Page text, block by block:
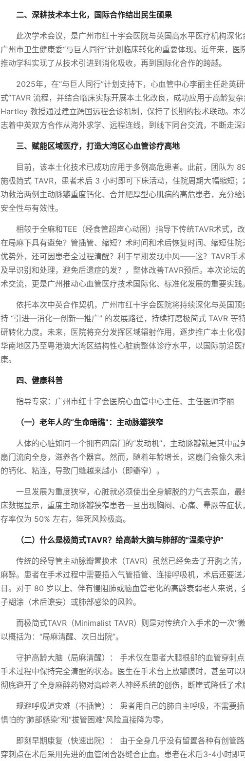
二、深耕技术本土化，国际合作结出民生硕果
此次学术会议，是广州市红十字会医院与英国高水平医疗机构深
广州市卫生健康委“与巨人同行”计划临床转化的重要体现。近年来，医
推动学科实现了从技术引进到消化吸收，再到国际化合作的跨越。
2025年，在“与巨人同行”计划支持下，心血管中心李丽主任赴英
式”TAVR 流程，并结合临床实际开展本土化改良，成功应用于高龄复
Hartley 教授通过建立跨国远程会诊机制，保持了长期的技术联动。本
志着中英双方合作从海外求学、远程连线，到线下同台交流，不断走深
三、赋能区域医疗，打造大湾区心血管诊疗高地
目前，该本土化技术已成功应用于多例高危患者。此前，团队为
施极简式 TAVR，患者术后 3 小时即可下床活动，住院周期大幅缩短
功救治两例主动脉瓣重度钙化、合并肥厚型心肌病的高危患者，充分
安全性与有效性。
相较于全麻和TEE（经食管超声心动图）指导下传统TAVR术式，
在局麻下具有避免？管插管、缩短？术时间和术后恢复时间、缩短住
优势外，还可因患者全过程清醒？利于早期发现中风——这？TAVR手
及早识别和处理，避免后遗症的发？，整体改善TAVR预后。本次论坛
术交流，更是广州推动心血管医疗技术国际化、标准化发展的重要实践。
依托本次中英合作契机，广州市红十字会医院将持续深化与英国
持 “引进—消化—创新—推广” 的发展路径，持续打磨极简式 TAVR 等
研转化力度。未来，医院将充分发挥区域辐射作用，逐步推广本土化
华南地区乃至粤港澳大湾区结构性心脏病整体诊疗水平，以国际前沿
康。
四、健康科普
指导专家：广州市红十字会医院心血管中心主任、主任医师李丽
（一）老年人的“生命暗礁”：主动脉瓣狭窄
人体的心脏如同一个拥有四扇门的“发动机”，主动脉瓣就是其中最
扇门流向全身，滋养各个器官。然而，随着年龄增长，这扇门会像久
的钙化、粘连，导致门缝越来越小（即瓣窄）。
一旦发展为重度狭窄，心脏就必须使出全身解脱的力气去泵血，
床数据显示，重度主动脉瓣狭窄患者一旦出现胸闷、心痛、晕厥等症
存率仅为 50% 左右，猝死风险极高。
（二）什么是极简式TAVR？给高龄大脑与肺部的“温柔守护”
传统的经导管主动脉瓣置换术（TAVR）虽然已经免去了开胸之苦
麻醉。患者在手术过程中需要插入气管插管、连接呼吸机，术后还要
日。对于 80 岁以上、伴有慢阻肺或脑血管老化的高龄衰弱老人来说，
子糊涂（术后谵妄）或肺部感染的风险。
而极简式TAVR（Minimalist TAVR）则是对传统介入手术的一次“
以概括为：“局麻清醒、次日出院”。
守护高龄大脑（局麻清醒）： 手术仅在患者大腿根部的血管穿刺
手术过程中保持完全清醒的状态。医生在手术台上放瓣膜时，甚至可
彻底避开了全身麻醉药物对高龄老人神经系统的创伤，断崖式降低了术
规避呼吸道灾难（不插管）： 患者用自己的肺自主呼吸，不需要
惧怕的“肺部感染”和“拔管困难”风险直接降为零。
即刻早期康复（快速出院）： 由于全身几乎没有留置各种有创管路
穿刺点在术后采用先进的血管闭合器缝合止血。患者在术后3-4小时即